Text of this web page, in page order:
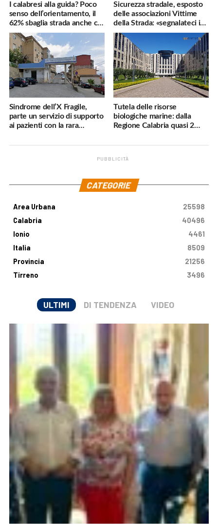
I calabresi alla guida? Poco
senso dell’orientamento, il
62% sbaglia strada anche col
navigatore
Sicurezza stradale, esposto
delle associazioni Vittime
della Strada: «segnalateci i
pericoli, interverremo
subito»
Sindrome dell’X Fragile,
parte un servizio di supporto
ai pazienti con la rara
Tutela delle risorse
biologiche marine: dalla
Regione Calabria quasi 2
PUBBLICITÀ
CATEGORIE
Area Urbana
25598
Calabria
40496
Ionio
4461
Italia
8509
Provincia
21256
Tirreno
3496
ULTIMI DI TENDENZA VIDEO